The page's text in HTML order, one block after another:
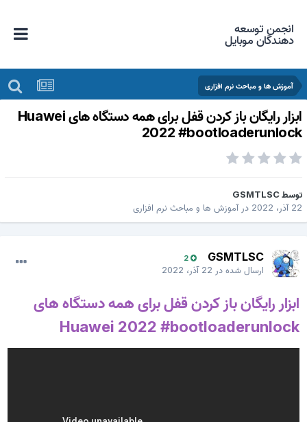
انجمن توسعه
دهندگان موبایل
آموزش ها و مباحث نرم افزاری
ابزار رایگان باز کردن قفل برای همه دستگاه های Huawei
2022
GSMTLSC
2022
درآموزش ها و مباحث نرم افزاری
GSMTLSC
2
ارسال شده در22 آذر، 2022
ابزار رایگان باز کردن قفل برای همه دستگاه های
Huawei 2022 #bootloaderunlock